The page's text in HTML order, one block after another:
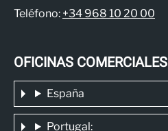
Teléfono: +34 968 10 20 00
OFICINAS COMERCIALES
España
Portugal: